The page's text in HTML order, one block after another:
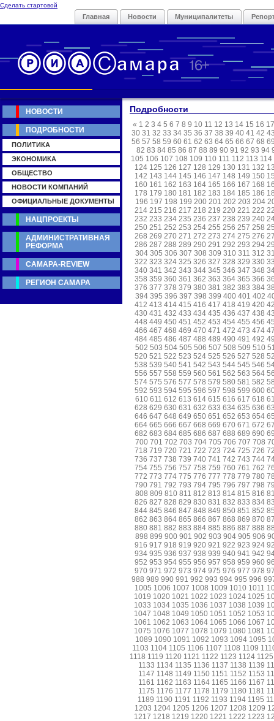
Сделать стартовой
Главная Новости Муниципалитеты
Подробности
« 1 2 3 4 5 6 7 8 9 10 11 12 13 14 15 16 17
30 31 32 33 34 35 36 37 38 39 40 41 42
56 57 58 59 60 61 62 63 64 65 66 67 68
82 83 84 85 86 87 88 89 90 91 92 93 94
105 106 107 108 109 110 111 112 113 114
124 125 126 127 128 129 130 131 132
142 143 144 145 146 147 148 149 150
160 161 162 163 164 165 166 167 168
178 179 180 181 182 183 184 185 186
196 197 198 199 200 201 202 203 204
214 215 216 217 218 219 220 221 222
232 233 234 235 236 237 238 239 240
250 251 252 253 254 255 256 257 258
268 269 270 271 272 273 274 275 276
286 287 288 289 290 291 292 293 294
304 305 306 307 308 309 310 311 312
322 323 324 325 326 327 328 329 330
340 341 342 343 344 345 346 347 348
358 359 360 361 362 363 364 365 366
376 377 378 379 380 381 382 383 384
394 395 396 397 398 399 400 401 402
412 413 414 415 416 417 418 419 420
430 431 432 433 434 435 436 437 438
448 449 450 451 452 453 454 455 456
466 467 468 469 470 471 472 473 474
484 485 486 487 488 489 490 491 492
502 503 504 505 506 507 508 509 510
520 521 522 523 524 525 526 527 528
538 539 540 541 542 543 544 545 546
556 557 558 559 560 561 562 563 564
574 575 576 577 578 579 580 581 582
592 593 594 595 596 597 598 599 600
610 611 612 613 614 615 616 617 618
628 629 630 631 632 633 634 635 636
646 647 648 649 650 651 652 653 654
664 665 666 667 668 669 670 671 672
682 683 684 685 686 687 688 689 690
700 701 702 703 704 705 706 707 708
718 719 720 721 722 723 724 725 726
736 737 738 739 740 741 742 743 744
754 755 756 757 758 759 760 761 762
772 773 774 775 776 777 778 779 780
790 791 792 793 794 795 796 797 798
808 809 810 811 812 813 814 815 816
826 827 828 829 830 831 832 833 834
844 845 846 847 848 849 850 851 852
862 863 864 865 866 867 868 869 870
880 881 882 883 884 885 886 887 888
898 899 900 901 902 903 904 905 906
916 917 918 919 920 921 922 923 924
934 935 936 937 938 939 940 941 942
952 953 954 955 956 957 958 959 960
970 971 972 973 974 975 976 977 978
988 989 990 991 992 993 994 995 996
1005 1006 1007 1008 1009 1010 1011
1019 1020 1021 1022 1023 1024 1025
1033 1034 1035 1036 1037 1038 1039
1047 1048 1049 1050 1051 1052 1053
1061 1062 1063 1064 1065 1066 1067
1075 1076 1077 1078 1079 1080 1081
1089 1090 1091 1092 1093 1094 1095
1103 1104 1105 1106 1107 1108 1109
1118 1119 1120 1121 1122 1123 1124 1125
1133 1134 1135 1136 1137 1138 1139
1147 1148 1149 1150 1151 1152 1153
1161 1162 1163 1164 1165 1166 1167
1175 1176 1177 1178 1179 1180 1181
1189 1190 1191 1192 1193 1194 1195
1203 1204 1205 1206 1207 1208 1209
1217 1218 1219 1220 1221 1222 1223
НОВОСТИ
ПОДРОБНОСТИ
ПОЛИТИКА
ЭКОНОМИКА
ОБЩЕСТВО
НОВОСТИ КОМПАНИЙ
ОФИЦИАЛЬНЫЕ ДОКУМЕНТЫ
НАЦПРОЕКТЫ
АДМИНИСТРАТИВНАЯ
РЕФОРМА
САМАРА-REVIEW
РЕГИОН САМАРА